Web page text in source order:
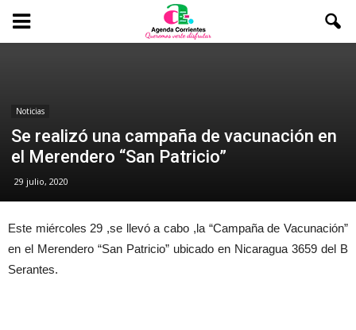
Noticias
Se realizó una campaña de vacunación en
el Merendero “San Patricio”
29 julio, 2020
Este miércoles 29 ,se llevó a cabo ,la “Campaña de Vacunación”
en el Merendero “San Patricio” ubicado en Nicaragua 3659 del B
Serantes.